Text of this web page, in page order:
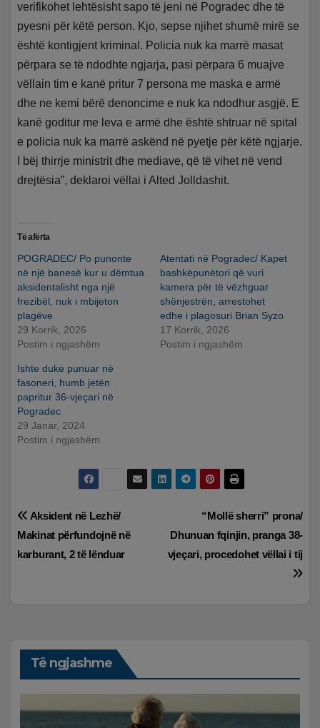
verifikohet lehtësisht sapo të jeni në Pogradec dhe të
pyesni për këtë person. Kjo, sepse njihet shumë mirë se
është kontigjent kriminal. Policia nuk ka marrë masat
përpara se të ndodhte ngjarja, pasi përpara 6 muajve
vëllain tim e kanë pritur 7 persona me maska e armë
dhe ne kemi bërë denoncime e nuk ka ndodhur asgjë. E
kanë goditur me leva e armë dhe është shtruar në spital
e policia nuk ka marrë askënd në pyetje për këtë ngjarje.
I bëj thirrje ministrit dhe mediave, që të vihet në vend
drejtësia”, deklaroi vëllai i Alted Jolldashit.
Të afërta
POGRADEC/ Po punonte
në një banesë kur u dëmtua
aksidentalisht nga një
frezibël, nuk i mbijeton
plagëve
29 Korrik, 2026
Postim i ngjashëm
Atentati në Pogradec/ Kapet
bashkëpunëtori që vuri
kamera për të vëzhguar
shënjestrën, arrestohet
edhe i plagosuri Brian Syzo
17 Korrik, 2026
Postim i ngjashëm
Ishte duke punuar në
fasoneri, humb jetën
papritur 36-vjeçari në
Pogradec
29 Janar, 2024
Postim i ngjashëm
Lëvizje
te
“Mollë sherri” prona/
Dhunuan fqinjin, pranga 38-
vjeçari, procedohet vëllai i tij
Aksident në Lezhë/
Makinat përfundojnë në
karburant, 2 të lënduar
Të ngjashme